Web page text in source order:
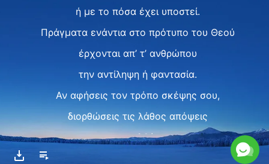
ή με το πόσα έχει υποστεί.
Πράγματα ενάντια στο πρότυπο του Θεού
έρχονται απ’ τ’ ανθρώπου
την αντίληψη ή φαντασία.
Αν αφήσεις τον τρόπο σκέψης σου,
διορθώσεις τις λάθος απόψεις
του παρελθόντος,